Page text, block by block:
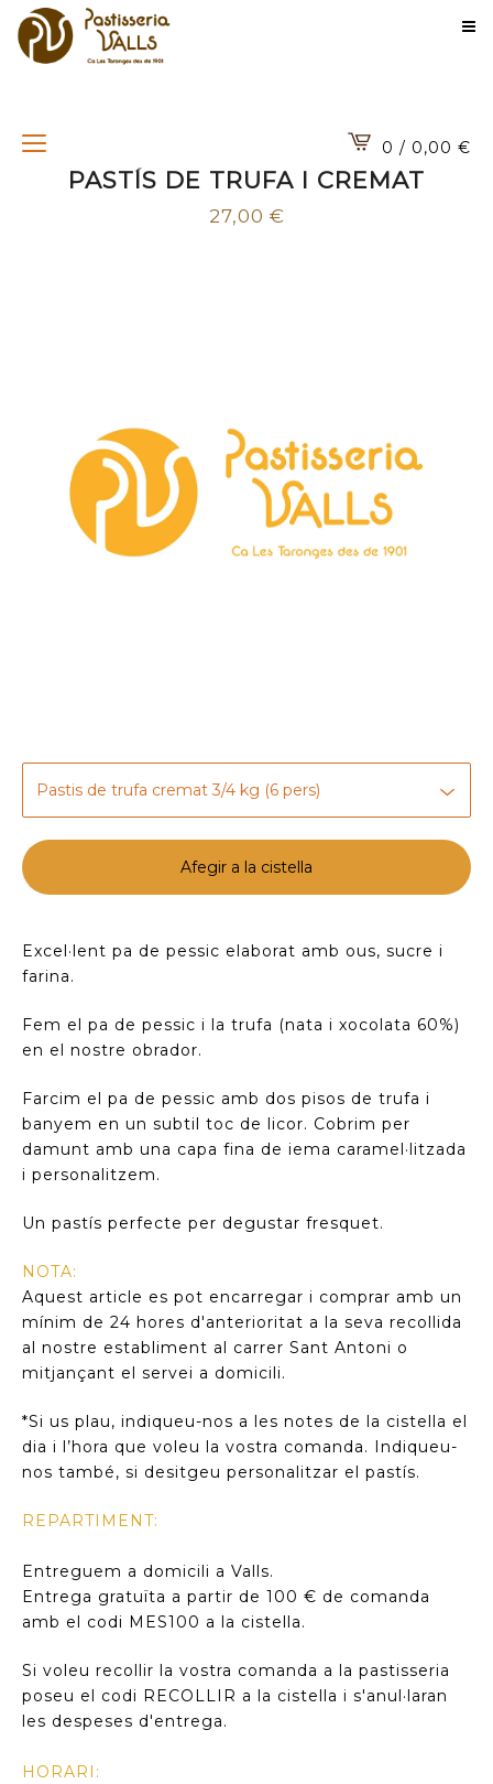
0 / 0,00 €
PASTÍS DE TRUFA I CREMAT
27,00 €
Afegir a la cistella
Excel·lent pa de pessic elaborat amb ous, sucre i
farina.
Fem el pa de pessic i la trufa (nata i xocolata 60%)
en el nostre obrador.
Farcim el pa de pessic amb dos pisos de trufa i
banyem en un subtil toc de licor. Cobrim per
damunt amb una capa fina de iema caramel·litzada
i personalitzem.
Un pastís perfecte per degustar fresquet.
NOTA:
Aquest article es pot encarregar i comprar amb un
mínim de 24 hores d'anterioritat a la seva recollida
al nostre establiment al carrer Sant Antoni o
mitjançant el servei a domicili.
*Si us plau, indiqueu-nos a les notes de la cistella el
dia i l’hora que voleu la vostra comanda. Indiqueu-
nos també, si desitgeu personalitzar el pastís.
REPARTIMENT:
Entreguem a domicili a Valls.
Entrega gratuïta a partir de 100 € de comanda
amb el codi MES100 a la cistella.
Si voleu recollir la vostra comanda a la pastisseria
poseu el codi RECOLLIR a la cistella i s'anul·laran
les despeses d'entrega.
HORARI: